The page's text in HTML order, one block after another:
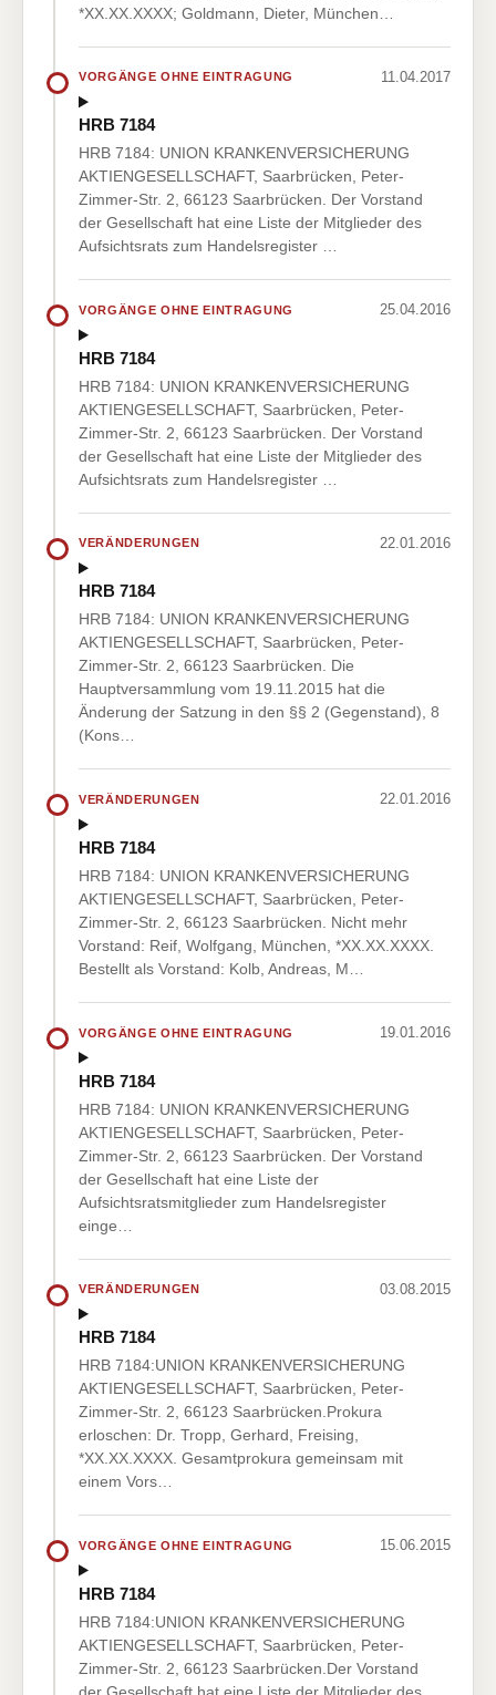
*XX.XX.XXXX; Goldmann, Dieter, München…
VORGÄNGE OHNE EINTRAGUNG 11.04.2017
HRB 7184
HRB 7184: UNION KRANKENVERSICHERUNG
AKTIENGESELLSCHAFT, Saarbrücken, Peter-
Zimmer-Str. 2, 66123 Saarbrücken. Der Vorstand
der Gesellschaft hat eine Liste der Mitglieder des
Aufsichtsrats zum Handelsregister …
VORGÄNGE OHNE EINTRAGUNG 25.04.2016
HRB 7184
HRB 7184: UNION KRANKENVERSICHERUNG
AKTIENGESELLSCHAFT, Saarbrücken, Peter-
Zimmer-Str. 2, 66123 Saarbrücken. Der Vorstand
der Gesellschaft hat eine Liste der Mitglieder des
Aufsichtsrats zum Handelsregister …
VERÄNDERUNGEN 22.01.2016
HRB 7184
HRB 7184: UNION KRANKENVERSICHERUNG
AKTIENGESELLSCHAFT, Saarbrücken, Peter-
Zimmer-Str. 2, 66123 Saarbrücken. Die
Hauptversammlung vom 19.11.2015 hat die
Änderung der Satzung in den §§ 2 (Gegenstand), 8
(Kons…
VERÄNDERUNGEN 22.01.2016
HRB 7184
HRB 7184: UNION KRANKENVERSICHERUNG
AKTIENGESELLSCHAFT, Saarbrücken, Peter-
Zimmer-Str. 2, 66123 Saarbrücken. Nicht mehr
Vorstand: Reif, Wolfgang, München, *XX.XX.XXXX.
Bestellt als Vorstand: Kolb, Andreas, M…
VORGÄNGE OHNE EINTRAGUNG 19.01.2016
HRB 7184
HRB 7184: UNION KRANKENVERSICHERUNG
AKTIENGESELLSCHAFT, Saarbrücken, Peter-
Zimmer-Str. 2, 66123 Saarbrücken. Der Vorstand
der Gesellschaft hat eine Liste der
Aufsichtsratsmitglieder zum Handelsregister
einge…
VERÄNDERUNGEN 03.08.2015
HRB 7184
HRB 7184:UNION KRANKENVERSICHERUNG
AKTIENGESELLSCHAFT, Saarbrücken, Peter-
Zimmer-Str. 2, 66123 Saarbrücken.Prokura
erloschen: Dr. Tropp, Gerhard, Freising,
*XX.XX.XXXX. Gesamtprokura gemeinsam mit
einem Vors…
VORGÄNGE OHNE EINTRAGUNG 15.06.2015
HRB 7184
HRB 7184:UNION KRANKENVERSICHERUNG
AKTIENGESELLSCHAFT, Saarbrücken, Peter-
Zimmer-Str. 2, 66123 Saarbrücken.Der Vorstand
der Gesellschaft hat eine Liste der Mitglieder des